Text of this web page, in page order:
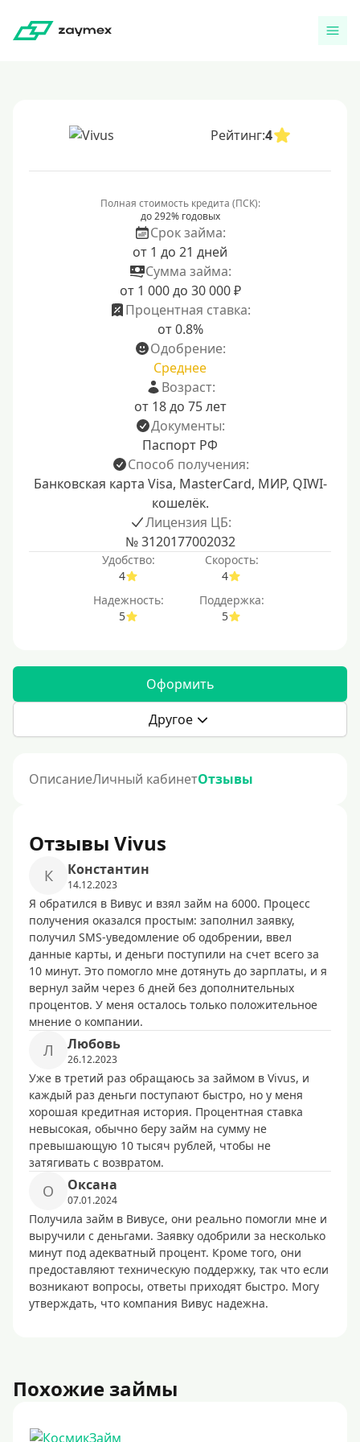
Рейтинг:4
Полная стоимость кредита (ПСК):
до 292% годовых
Срок займа:
от 1 до 21 дней
Сумма займа:
от 1 000 до 30 000 ₽
Процентная ставка:
от 0.8%
Одобрение:
Среднее
Возраст:
от 18 до 75 лет
Документы:
Паспорт РФ
Способ получения:
Банковская карта Visa, MasterCard, МИР, QIWI-
кошелёк.
Лицензия ЦБ:
№ 3120177002032
Удобство:
4
Скорость:
4
Надежность:
5
Поддержка:
5
Оформить
Другое
ОписаниеЛичный кабинетОтзывы
Отзывы Vivus
К Константин
14.12.2023
Я обратился в Вивус и взял займ на 6000. Процесс
получения оказался простым: заполнил заявку,
получил SMS-уведомление об одобрении, ввел
данные карты, и деньги поступили на счет всего за
10 минут. Это помогло мне дотянуть до зарплаты, и я
вернул займ через 6 дней без дополнительных
процентов. У меня осталось только положительное
мнение о компании.
Л Любовь
26.12.2023
Уже в третий раз обращаюсь за займом в Vivus, и
каждый раз деньги поступают быстро, но у меня
хорошая кредитная история. Процентная ставка
невысокая, обычно беру займ на сумму не
превышающую 10 тысяч рублей, чтобы не
затягивать с возвратом.
О Оксана
07.01.2024
Получила займ в Вивусе, они реально помогли мне и
выручили с деньгами. Заявку одобрили за несколько
минут под адекватный процент. Кроме того, они
предоставляют техническую поддержку, так что если
возникают вопросы, ответы приходят быстро. Могу
утверждать, что компания Вивус надежна.
Похожие займы